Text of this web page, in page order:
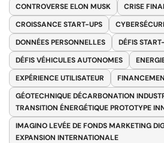
CONTROVERSE ELON MUSK
CRISE
CROISSANCE START-UPS
DONNÉES PERSONNELLES
DÉFIS
DÉFIS VÉHICULES AUTONOMES
EXPÉRIENCE UTILISATEUR
GÉOTECHNIQUE DÉCARBONATION
TRANSITION ÉNERGÉTIQUE PROTOTYPE
IMAGINO LEVÉE DE FONDS MARKETING
EXPANSION INTERNATIONALE